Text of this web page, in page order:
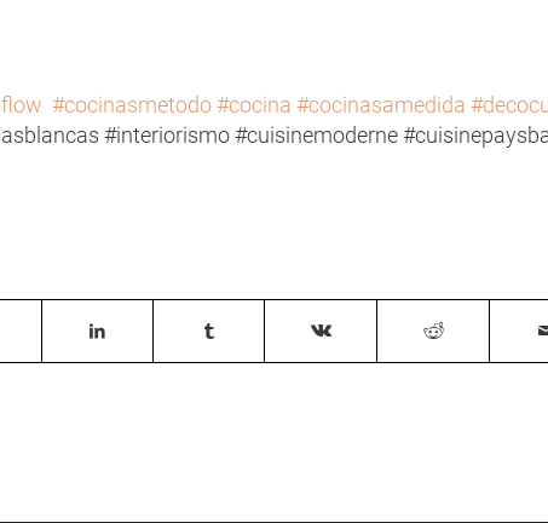
#cocinasmetodo#cocina #cocinasamedida
#interiorismo #cuisinemoderne